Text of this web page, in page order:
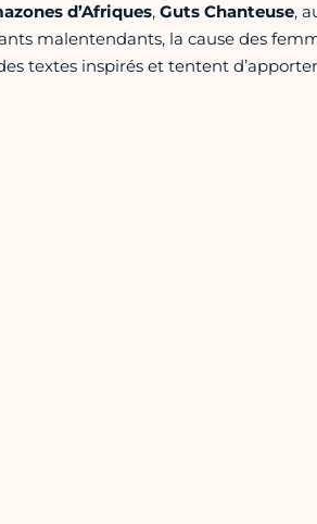
d’Afriques, Guts Chanteuse,
malentendants, la cause des
textes inspirés et tentent